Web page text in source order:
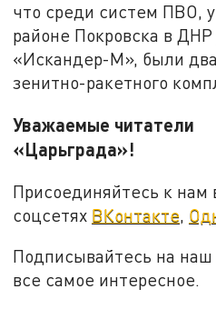
что среди систем ПВО,
районе Покровска в
«Искандер-М», были
зенитно-ракетного
Уважаемые читатели
«Царьграда»!
Присоединяйтесь к нам
соцсетях ВКонтакте
Подписывайтесь на наш
все самое интересное.